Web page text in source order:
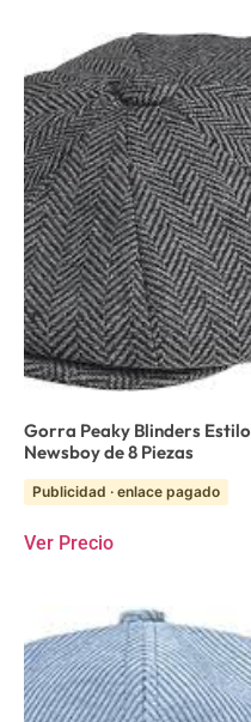
Gorra Peaky Blinders Estilo
Newsboy de 8 Piezas
Publicidad · enlace pagado
Ver Precio